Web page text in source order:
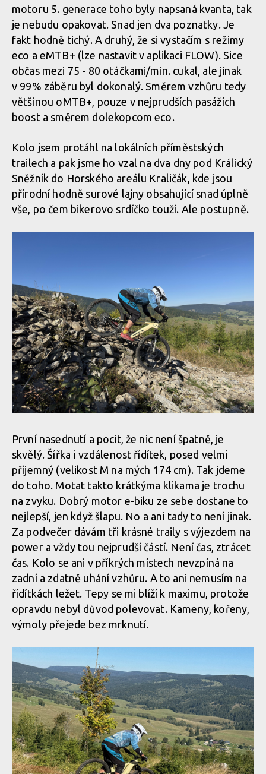
Whyte Kado RS, anglán se smyslem pro zábavu
Whyte Kado RS, anglán se smyslem pro zábavu
Whyte Kado RS, anglán se smyslem pro zábavu
motoru 5. generace toho byly napsaná kvanta, tak
je nebudu opakovat. Snad jen dva poznatky. Je
fakt hodně tichý. A druhý, že si vystačím s režimy
eco a eMTB+ (lze nastavit v aplikaci FLOW). Sice
občas mezi 75 - 80 otáčkami/min. cukal, ale jinak
v 99% záběru byl dokonalý. Směrem vzhůru tedy
většinou oMTB+, pouze v nejprudších pasážích
boost a směrem dolekopcom eco.
Kolo jsem protáhl na lokálních příměstských
trailech a pak jsme ho vzal na dva dny pod Králický
Sněžník do Horského areálu Kraličák, kde jsou
přírodní hodně surové lajny obsahující snad úplně
vše, po čem bikerovo srdíčko touží. Ale postupně.
První nasednutí a pocit, že nic není špatně, je
skvělý. Šířka i vzdálenost řídítek, posed velmi
příjemný (velikost M na mých 174 cm). Tak jdeme
do toho. Motat takto krátkýma klikama je trochu
na zvyku. Dobrý motor e-biku ze sebe dostane to
nejlepší, jen když šlapu. No a ani tady to není jinak.
Za podvečer dávám tři krásné traily s výjezdem na
power a vždy tou nejprudší částí. Není čas, ztrácet
čas. Kolo se ani v příkrých místech nevzpíná na
zadní a zdatně uhání vzhůru. A to ani nemusím na
řídítkách ležet. Tepy se mi blíží k maximu, protože
opravdu nebyl důvod polevovat. Kameny, kořeny,
výmoly přejede bez mrknutí.